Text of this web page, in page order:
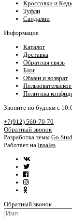
Кроссовки и
Туфли
Сандалии
Информация
Каталог
Доставка
Обратная связь
Блог
Обмен и возврат
Политика
Звоните по будням с
+7(912) 560-70-70
Обратный звонок
Разработка темы
Работает на Insales
Обратный звонок